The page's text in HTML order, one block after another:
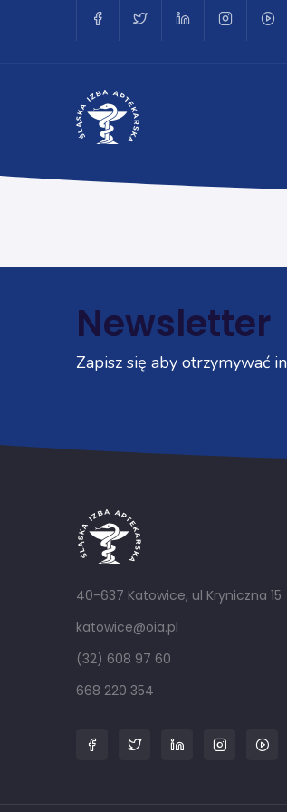
Newsletter
Zapisz się aby otrzymywać
40-637 Katowice, ul Kryniczna 15
katowice@oia.pl
(32) 608 97 60
668 220 354